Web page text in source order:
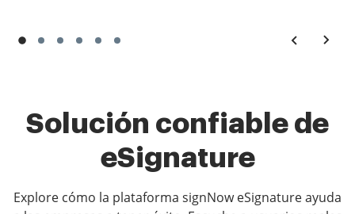
Solución confiable de
eSignature
Explore cómo la plataforma signNow eSignature ayuda